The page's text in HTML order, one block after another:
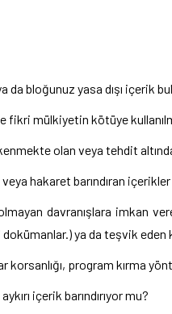
da bloğunuz yasa dışı içerik
fikri mülkiyetin kötüye
olan veya tehdit
hakaret barındıran
davranışlara imkan
ya da teşvik eden
korsanlığı, program kırma
içerik barındırıyor mu?